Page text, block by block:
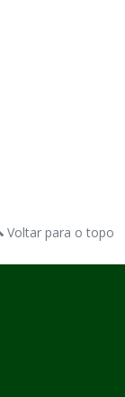
Voltar para o topo